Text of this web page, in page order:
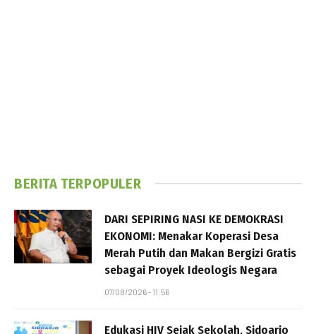
BERITA TERPOPULER
DARI SEPIRING NASI KE DEMOKRASI
EKONOMI: Menakar Koperasi Desa
Merah Putih dan Makan Bergizi Gratis
sebagai Proyek Ideologis Negara
07/08/2026 - 11:56
Edukasi HIV Sejak Sekolah, Sidoarjo